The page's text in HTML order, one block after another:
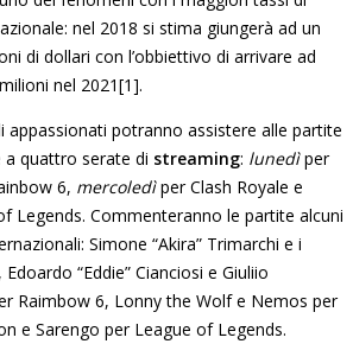
nel 2018 si stima giungerà ad un
di dollari con l’obbiettivo di arrivare ad
nel 2021[1].
appassionati potranno assistere alle partite
quattro serate di streaming: lunedìper
6, mercoledìper Clash Royale e
Legends. Commenteranno le partite alcuni
Simone “Akira” Trimarchi e i
“Eddie” Cianciosi e Giuliio
Raimbow 6, Lonny the Wolf e Nemos per
e Sarengo per League of Legends.